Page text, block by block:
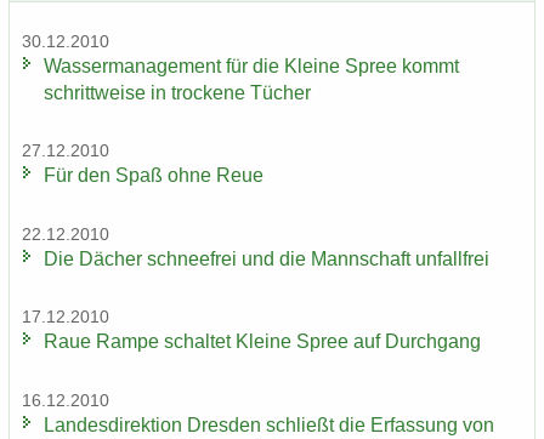
30.12.2010
Was­ser­ma­nage­ment für die Klei­ne Spree kommt
schritt­wei­se in tro­cke­ne Tü­cher
27.12.2010
Für den Spaß ohne Reue
22.12.2010
Die Dä­cher schnee­frei und die Mann­schaft un­fall­frei
17.12.2010
Raue Rampe schal­tet Klei­ne Spree auf Durch­gang
16.12.2010
Lan­des­di­rek­ti­on Dres­den schließt die Er­fas­sung von